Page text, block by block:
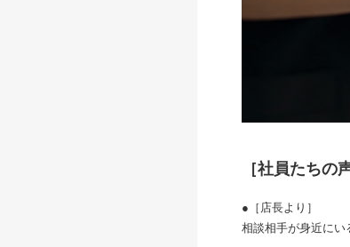
［社員たちの
●［店長より］
相談相手が身近にい